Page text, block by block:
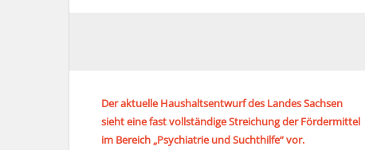
Der aktuelle Haushaltsentwurf des Landes Sachsen
sieht eine fast vollständige Streichung der Fördermittel
im Bereich „Psychiatrie und Suchthilfe“ vor.